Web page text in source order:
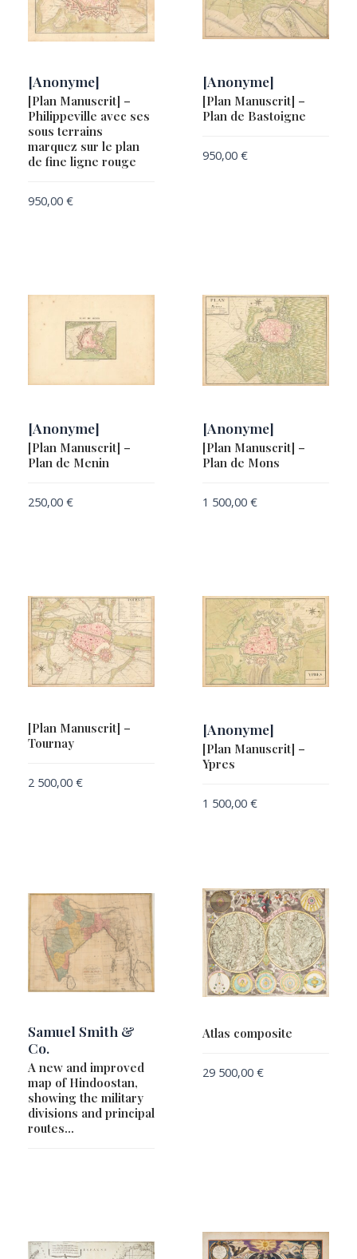
[Anonyme]
[Plan Manuscrit] –
Philippeville avec ses
sous terrains
marquez sur le plan
de fine ligne rouge
950,00 €
[Anonyme]
[Plan Manuscrit] –
Plan de Bastoigne
950,00 €
[Anonyme]
[Plan Manuscrit] –
Plan de Menin
250,00 €
[Anonyme]
[Plan Manuscrit] –
Plan de Mons
1 500,00 €
[Plan Manuscrit] –
Tournay
2 500,00 €
[Anonyme]
[Plan Manuscrit] –
Ypres
1 500,00 €
Samuel Smith &
Co.
A new and improved
map of Hindoostan,
showing the military
divisions and principal
routes…
Atlas composite
29 500,00 €